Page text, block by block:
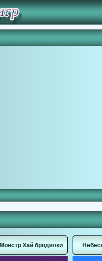
Монстр Хай бродилки